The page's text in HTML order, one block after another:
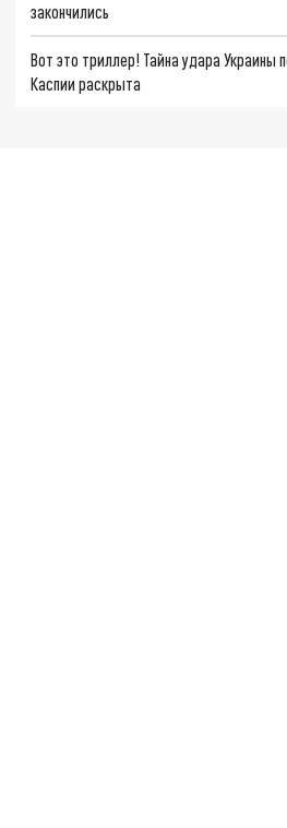
закончились
Вот это триллер! Тайна удара Украины
Каспии раскрыта